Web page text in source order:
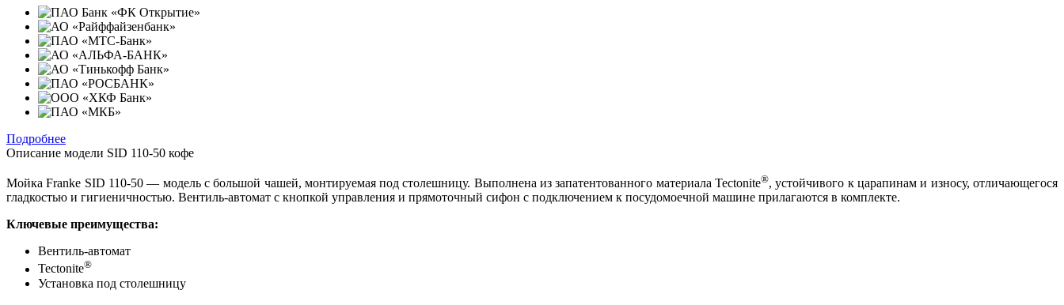
Подробнее
Описание модели SID 110-50 кофе
Мойка Franke SID 110-50 — модель с большой чашей, монтируемая под столешницу. Выполнена из запатентованного материала Tectonite®, устойчивого к царапинам и износу, отличающегося
гладкостью и гигиеничностью. Вентиль-автомат с кнопкой управления и прямоточный сифон с подключением к посудомоечной машине прилагаются в комплекте.
Ключевые преимущества:
Вентиль-автомат
Tectonite®
Установка под столешницу